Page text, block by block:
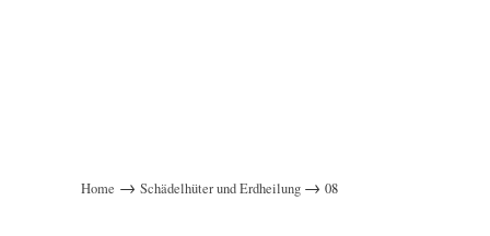
Home → Schädelhüter und Erdheilung → 08